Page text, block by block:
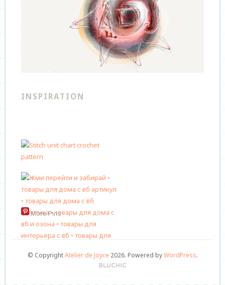
INSPIRATION
More Pins
© CopyrightAtelier de Joyce 2026. Powered byWordPress.